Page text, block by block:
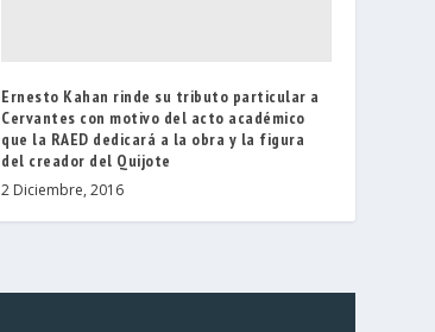
Ernesto Kahan rinde su tributo particular a
Cervantes con motivo del acto académico
que la RAED dedicará a la obra y la figura
del creador del Quijote
2 Diciembre, 2016